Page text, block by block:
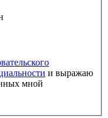
и выражаю
мной